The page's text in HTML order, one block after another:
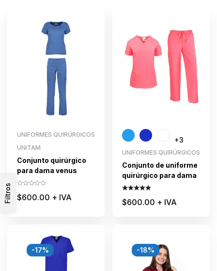
Filtros
UNIFORMES QUIRÚRGICOS
UNITAM
Conjunto quirúrgico
para dama venus
$600.00 + IVA
+3
UNIFORMES QUIRÚRGICOS
Conjunto de uniforme
quirúrgico para dama
$600.00 + IVA
-17% -18%